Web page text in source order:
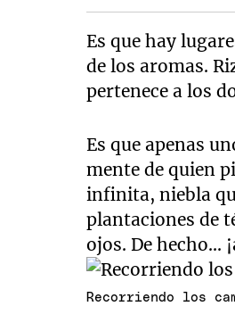
Es que hay
de los aromas.
pertenece a los
Es que apenas
mente de quien
infinita, niebla
plantaciones de
ojos. De hecho...
Recorriendo los